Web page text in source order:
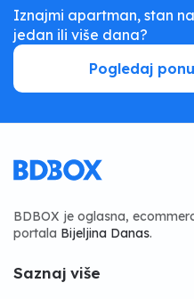
Iznajmi apartman, stan
jedan ili više dana?
Pogledaj
BDBOX je oglasna,
portala Bijeljina Danas.
Saznaj više